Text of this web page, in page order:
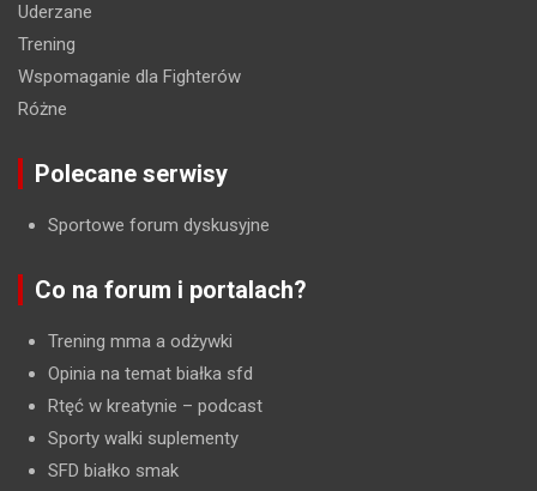
Uderzane
Trening
Wspomaganie dla Fighterów
Różne
Polecane serwisy
Sportowe forum dyskusyjne
Co na forum i portalach?
Trening mma a odżywki
Opinia na temat białka sfd
Rtęć w kreatynie – podcast
Sporty walki suplementy
SFD białko smak